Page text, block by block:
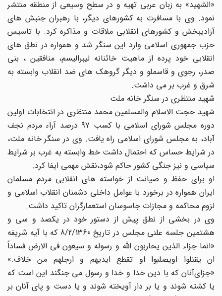
«الشهید» به زبان عربی تهیه و در سطح وسیعی از منطقه منتشر
نمود. وی با مسافرت به کشورهای دیگر، ‌با رهبران جنبش های
آزادیبخش و کشورهای انقلابی ملاقات و مذاکره کرد. با تاسیس
حزب جمهوری اسلامی وارد این سنگر شد و همواره در نطق های
انقلابی خود پرده از ماهیت خائنانه لیبرالیسم، منافقین ، بنی
صدر، رجوی و قاسملو و دیگر گروهک های ضد انقلاب وابسته به
شرق و غرب بر می داشت.
شهید منتظری در سنگر خانه ملت
شهید حجت الاسلام والمسلمین محمد منتظری در انتخابات اولین
دوره مجلس شورای اسلامی با کسب 97 درصد آراء مردم نجف
آباد، به مجلس شورای اسلامی راه یافت. وی در سنگر خانه ملت،
در شرایط حساس که احتمال داشت خط وابسته به غرب بر شرایط
سیاسی و نیز جنگی کشور حاکم شود،‌نقش مهمی ایفا کرد.
او برای حفظ و صیانت از خواسته های انقلابی مردم مسلمان
ایران همواره در برخورد با عوامل داخلی دشمنان انقلاب اسلامی و
لزوم محاکمه و مجازات جاسوسان استعمارگران تاکید داشت.
وی در بخشی از نطق پیش از دستور خود در یکصد و سی و
هشتمین جلسه علنی مجلس در تاریخ 8/2/1360 که با آیه شریفه
«انما جزاء الذین یحاربون الله و رسوله و سیعون فی الارض فساداً‌
ان یقتلوا اویصلبوا او تقطع ایدیهم و ارجلهم من خلاف.»
«جزای‌آنان که با دین خدا و خدا و رسول می جنگند این است که
یا کشته شوند و یا بر دار آویخته شوند و یا دست و پای آنان بر